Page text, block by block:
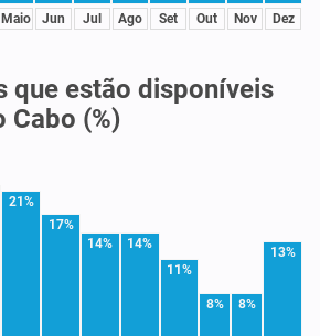
Maio
Jun
Jul
Ago
Set Out Nov Dez
que estão disponíveis
Cabo (%)
21%
17%
14% 14%
11%
8% 8%
13%